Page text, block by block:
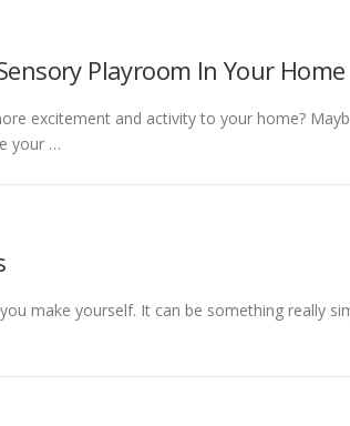
Playroom In Your Home
excitement and activity to your home?
your …
make yourself. It can be something really